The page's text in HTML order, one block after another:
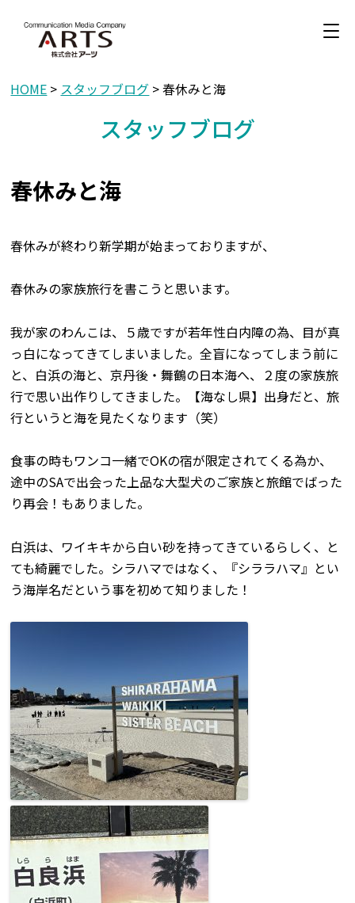
HOME > スタッフブログ > 春休みと海
スタッフブログ
春休みと海
春休みが終わり新学期が始まっておりますが、
春休みの家族旅行を書こうと思います。
我が家のわんこは、５歳ですが若年性白内障の為、目が真
っ白になってきてしまいました。全盲になってしまう前に
と、白浜の海と、京丹後・舞鶴の日本海へ、２度の家族旅
行で思い出作りしてきました。【海なし県】出身だと、旅
行というと海を見たくなります（笑）
食事の時もワンコ一緒でOKの宿が限定されてくる為か、
途中のSAで出会った上品な大型犬のご家族と旅館でばった
り再会！もありました。
白浜は、ワイキキから白い砂を持ってきているらしく、と
ても綺麗でした。シラハマではなく、『シララハマ』とい
う海岸名だという事を初めて知りました！